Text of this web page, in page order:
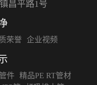
昌平路1号
荣誉 企业视频
件 精品PE RT管材